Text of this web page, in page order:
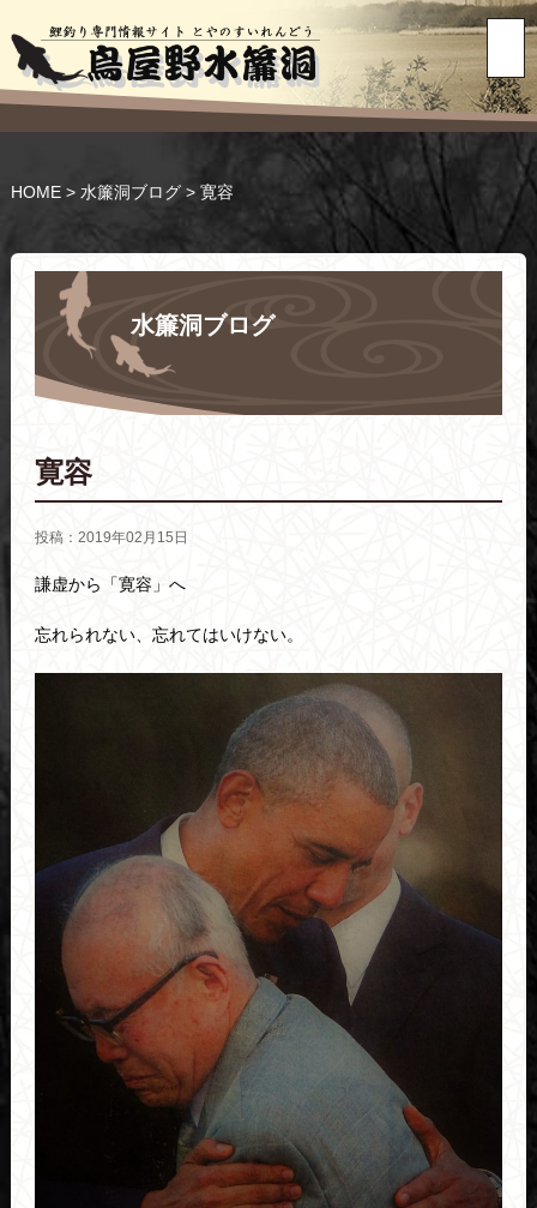
HOME> 水簾洞ブログ> 寛容
水簾洞ブログ
寛容
投稿：2019年02月15日
謙虚から「寛容」へ
忘れられない、忘れてはいけない。